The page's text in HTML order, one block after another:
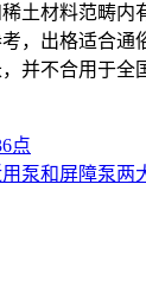
材料范畴内
，出格适合通
并不合用于全
点
泵和屏障泵两